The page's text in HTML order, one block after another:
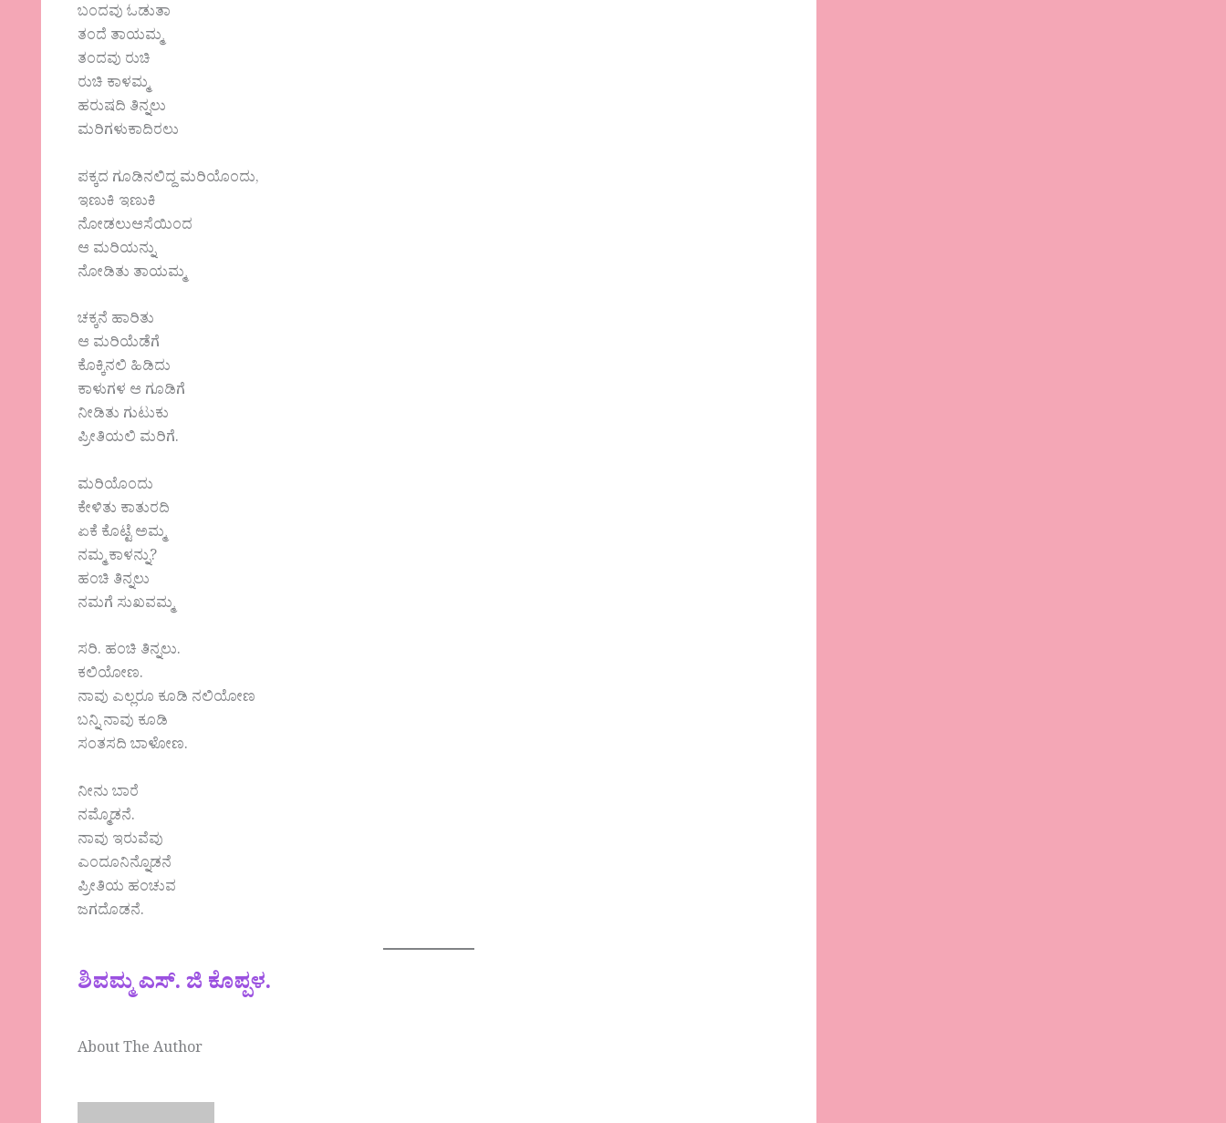
ಬಂದವು ಓಡುತಾ
ತಂದೆ ತಾಯಮ್ಮ
ತಂದವು ರುಚಿ
ರುಚಿ ಕಾಳಮ್ಮ
ಹರುಷದಿ ತಿನ್ನಲು
ಮರಿಗಳುಕಾದಿರಲು
ಪಕ್ಕದ ಗೂಡಿನಲಿದ್ದ ಮರಿಯೊಂದು,
ಇಣುಕಿ ಇಣುಕಿ
ನೋಡಲುಆಸೆಯಿಂದ
ಆ ಮರಿಯನ್ನು
ನೋಡಿತು ತಾಯಮ್ಮ
ಚಕ್ಕನೆ ಹಾರಿತು
ಆ ಮರಿಯೆಡೆಗೆ
ಕೊಕ್ಕಿನಲಿ ಹಿಡಿದು
ಕಾಳುಗಳ ಆ ಗೂಡಿಗೆ
ನೀಡಿತು ಗುಟುಕು
ಪ್ರೀತಿಯಲಿ ಮರಿಗೆ.
ಮರಿಯೊಂದು
ಕೇಳಿತು ಕಾತುರದಿ
ಏಕೆ ಕೊಟ್ಟೆ ಅಮ್ಮ
ನಮ್ಮ ಕಾಳನ್ನು?
ಹಂಚಿ ತಿನ್ನಲು
ನಮಗೆ ಸುಖವಮ್ಮ
ಸರಿ. ಹಂಚಿ ತಿನ್ನಲು.
ಕಲಿಯೋಣ.
ನಾವು ಎಲ್ಲರೂ ಕೂಡಿ ನಲಿಯೋಣ
ಬನ್ನಿ ನಾವು ಕೂಡಿ
ಸಂತಸದಿ ಬಾಳೋಣ.
ನೀನು ಬಾರೆ
ನಮ್ಮೊಡನೆ.
ನಾವು ಇರುವೆವು
ಎಂದೂನಿನ್ನೊಡನೆ
ಪ್ರೀತಿಯ ಹಂಚುವ
ಜಗದೊಡನೆ.
ಶಿವಮ್ಮ ಎಸ್. ಜಿ ಕೊಪ್ಪಳ.
About The Author